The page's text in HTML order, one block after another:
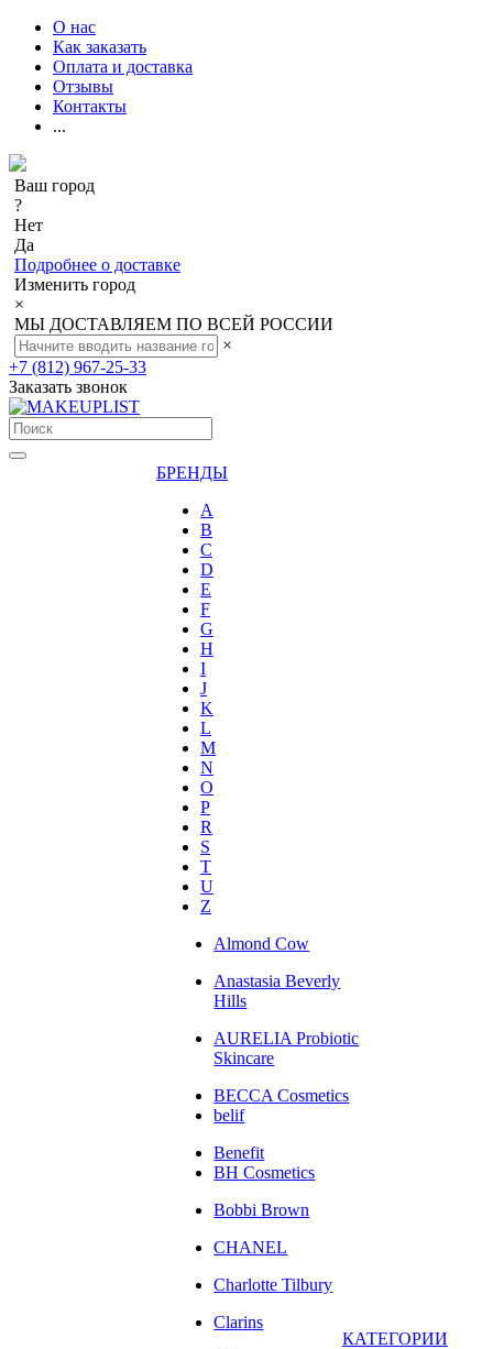
О нас
Как заказать
Оплата и доставка
Отзывы
Контакты
...
Ваш город
?
Нет
Да
Подробнее о доставке
Изменить город
×
МЫ ДОСТАВЛЯЕМ ПО ВСЕЙ РОССИИ
×
+7 (812) 967-25-33
Заказать звонок
БРЕНДЫ
A
B
C
D
E
F
G
H
I
J
K
L
M
N
O
P
R
S
T
U
Z
Almond Cow
Anastasia Beverly
Hills
AURELIA Probiotic
Skincare
BECCA Cosmetics
belif
Benefit
BH Cosmetics
Bobbi Brown
CHANEL
Charlotte Tilbury
Clarins
КАТЕГОРИИ